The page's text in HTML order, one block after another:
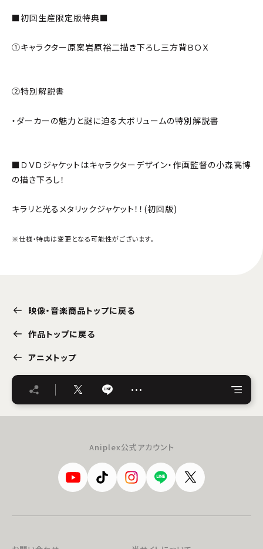
■初回生産限定版特典■
①キャラクター原案岩原裕二描き下ろし三方背ＢＯＸ
②特別解説書
・ダーカーの魅力と謎に迫る大ボリュームの特別解説書
■ＤＶＤジャケットはキャラクターデザイン・作画監督の小森高博
の描き下ろし！
キラリと光るメタリックジャケット！！(初回版)
※仕様・特典は変更となる可能性がございます。
映像・音楽商品トップに戻る
作品トップに戻る
アニメトップ
…
Aniplex公式アカウント